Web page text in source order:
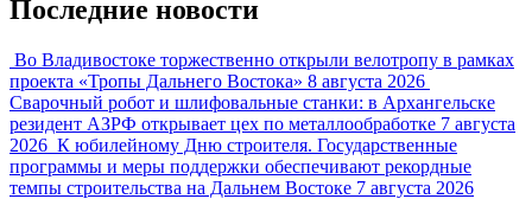
Последние новости
Во Владивостоке торжественно открыли велотропу в рамках
проекта «Тропы Дальнего Востока» 8 августа 2026
Сварочный робот и шлифовальные станки: в Архангельске
резидент АЗРФ открывает цех по металлообработке 7 августа
2026 К юбилейному Дню строителя. Государственные
программы и меры поддержки обеспечивают рекордные
темпы строительства на Дальнем Востоке 7 августа 2026